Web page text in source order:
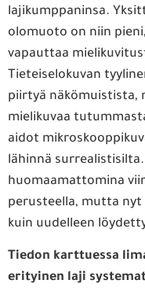
lajikumppaninsa.
olomuoto on niin
vapauttaa
Tieteiselokuvan
piirtyä näkömuistista,
mielikuvaa
aidot
lähinnä
huomaamattomina
perusteella, mutta nyt
kuin uudelleen
Tiedon karttuessa
erityinen laji